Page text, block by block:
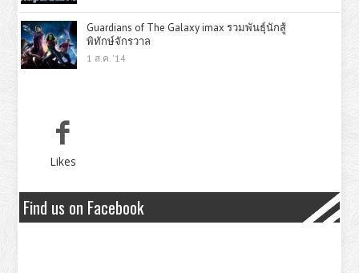
Guardians of The Galaxy imax รวมพันธุ์นักสู้
พิทักษ์จักรวาล
1 ส.ค. '14
Likes
Find us on Facebook